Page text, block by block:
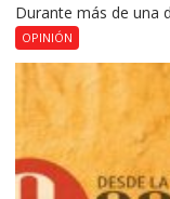
Durante más de una
OPINIÓN